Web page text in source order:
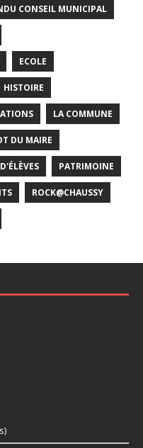
CONSEIL MUNICIPAL
ECOLE
HISTOIRE
LA COMMUNE
DU MAIRE
PATRIMOINE
ROCK@CHAUSSY